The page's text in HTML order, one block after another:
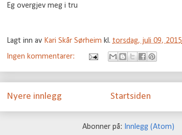
Eg overgjev meg i tru
Lagt inn av Kari Skår Sørheim kl. torsdag, juli 09, 2015
Ingen kommentarer:
Nyere innlegg Startsiden
Abonner på: Innlegg (Atom)